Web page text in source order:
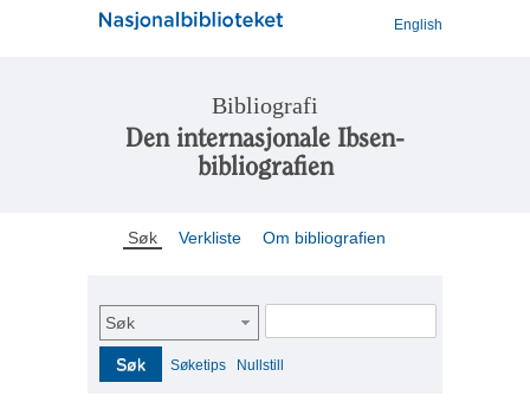
English
Bibliografi
Den internasjonale Ibsen-
bibliografien
Søk Verkliste Om bibliografien
Søk
Søk Søketips Nullstill